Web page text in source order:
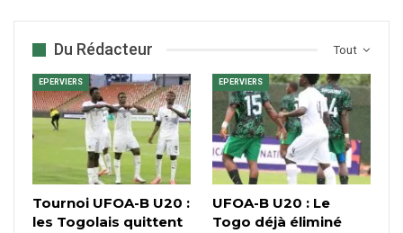
Tout
Du Rédacteur
EPERVIERS
Tournoi UFOA-B U20 :
les Togolais quittent
EPERVIERS
UFOA-B U20 : Le
Togo déjà éliminé